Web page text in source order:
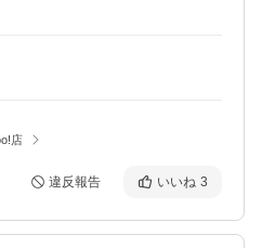
店
違反報告 いいね 3